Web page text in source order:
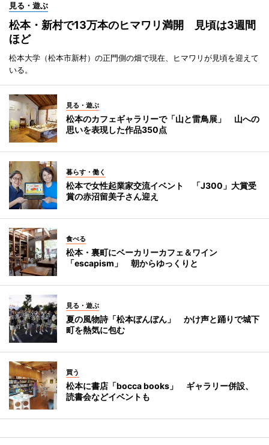
見る・遊ぶ
松本・新村で13万本のヒマワリ満開 見頃は3週間
ほど
松本大学（松本市新村）の正門側の畑で現在、ヒマワリが見頃を迎えて
いる。
見る・遊ぶ
松本のカフェギャラリーで「山と雷鳥展」 山への
思いを表現した作品350点
暮らす・働く
松本で女性起業家交流イベント 「J300」大賞受
賞の赤沼留美子さん迎え
食べる
松本・裏町にベーカリーカフェ＆ワイン
「escapism」 朝からゆっくりと
見る・遊ぶ
夏の風物詩「松本ぼんぼん」 かけ声と踊りで城下
町を熱気に包む
買う
松本に書店「bocca books」 ギャラリー併設、
読書会などイベントも